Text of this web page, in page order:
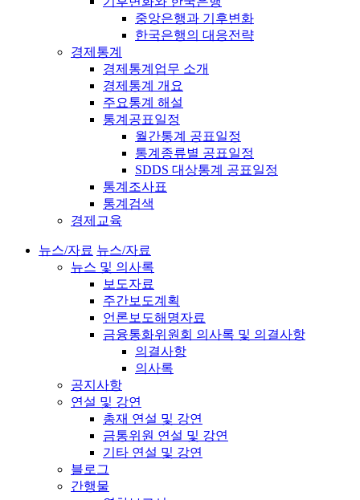
중앙은행과 기후변화
한국은행의 대응전략
경제통계
경제통계업무 소개
경제통계 개요
주요통계 해설
통계공표일정
월간통계 공표일정
통계종류별 공표일정
SDDS 대상통계 공표일정
통계조사표
통계검색
경제교육
뉴스/자료 뉴스/자료
뉴스 및 의사록
보도자료
주간보도계획
언론보도해명자료
금융통화위원회 의사록 및 의결사항
의결사항
의사록
공지사항
연설 및 강연
총재 연설 및 강연
금통위원 연설 및 강연
기타 연설 및 강연
블로그
간행물